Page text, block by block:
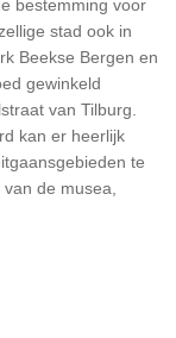
bestemming voor
stad ook in
Beekse Bergen en
gewinkeld
van Tilburg.
kan er heerlijk
te
de musea,